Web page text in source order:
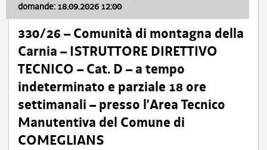
domande: 18.09.2026 12:00
330/26 – Comunità di montagna della
Carnia – ISTRUTTORE DIRETTIVO
TECNICO – Cat. D – a tempo
indeterminato e parziale 18 ore
settimanali – presso l’Area Tecnico
Manutentiva del Comune di
COMEGLIANS